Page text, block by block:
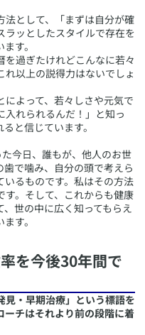
として、「まずは自分が確
ッとしたスタイルで存在を
す。
を過ぎたけれどこんなに若々
れ以上の説得力はないでしょ
よって、若々しさや元気で
入れられるんだ！」と知っ
と信じています。
今日、誰もが、他人のお世
で噛み、自分の頭で考えら
るものです。私はその方法
。そして、これからも健康
世の中に広く知ってもらえ
す。
を今後30年間で
・早期治療」という標語を
チはそれより前の段階に着